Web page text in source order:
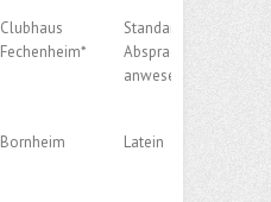
Clubhaus
Fechenheim*
Standard / Latein nach
Absprache der
anwesendenden
Bornheim Latein